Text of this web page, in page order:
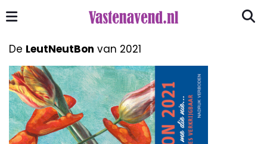
De LeutNeutBon van 2021